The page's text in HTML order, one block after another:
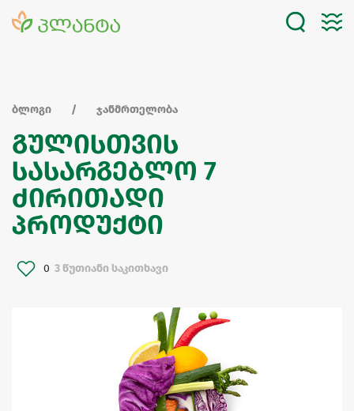
ბლოგი ჯანმრთელობა
გულისთვის
სასარგებლო 7
ძირითადი
პროდუქტი
0 3 წუთიანი საკითხავი